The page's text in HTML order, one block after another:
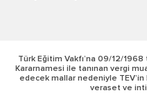
Türk Eğitim Vakfı’na 09/12/1968
Kararnamesi ile tanınan vergi
edecek mallar nedeniyle
veraset ve